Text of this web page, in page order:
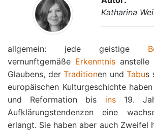
Katharina
allgemein: jede geistige
vernunftgemäße Erkenntnis anstelle
Glaubens, der Traditionen und Tabus
europäischen Kulturgeschichte
und Reformation bis ins19.
Aufklärungstendenzen eine
erlangt. Sie haben aber auch Zweifel